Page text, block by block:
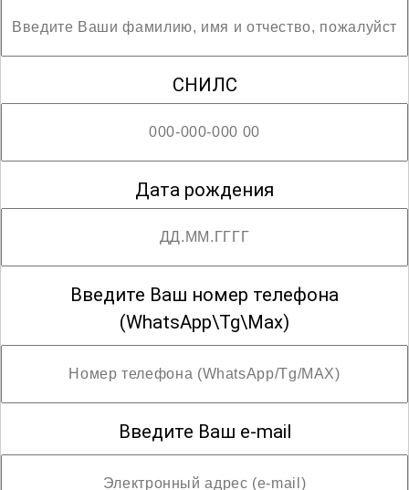
помогут стать востребованным
специалистом в данной области.
; Возможны разряды с третьего по пятый
СНИЛС
Дата рождения
Введите Ваш номер телефона
(WhatsApp\Tg\Max)
Введите Ваш e-mail